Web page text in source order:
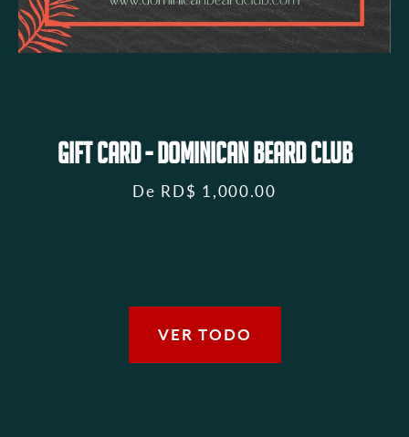
Gift Card - Dominican Beard Club
De RD$ 1,000.00
VER TODO